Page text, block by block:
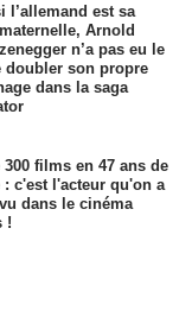
l’allemand est sa
Arnold
n’a pas eu le
doubler son propre
dans la saga
300 films en 47 ans de
: c'est l'acteur qu'on a
dans le cinéma
!